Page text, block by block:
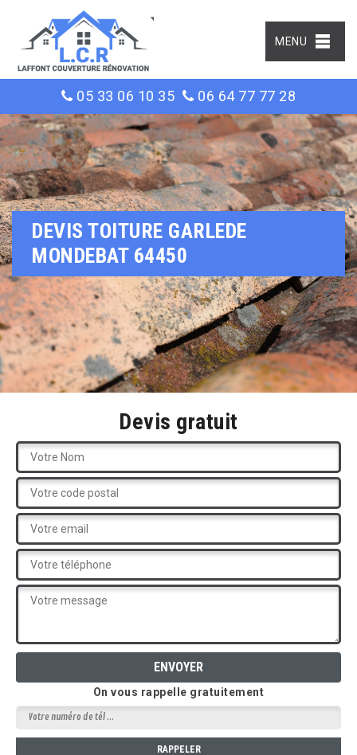
MENU
05 33 06 10 35 06 64 77 77 28
DEVIS TOITURE GARLEDE
MONDEBAT 64450
Devis gratuit
On vous rappelle gratuitement